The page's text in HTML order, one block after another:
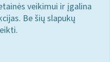
veikimui ir įgalina
Be šių slapukų